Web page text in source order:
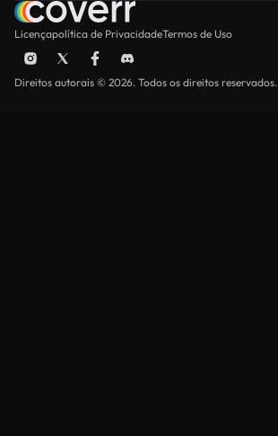
Licençapolítica de PrivacidadeTermos de Uso
Direitos autorais © 2026. Todos os direitos reservados.